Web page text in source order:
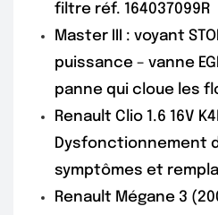
filtre réf. 164037099R
Master III : voyant
puissance – vanne
panne qui cloue les
Renault Clio 1.6 16V
Dysfonctionnement
symptômes et
Renault Mégane 3